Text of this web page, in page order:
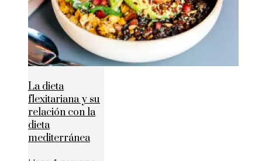
La dieta
flexitariana y su
relación con la
dieta
mediterránea